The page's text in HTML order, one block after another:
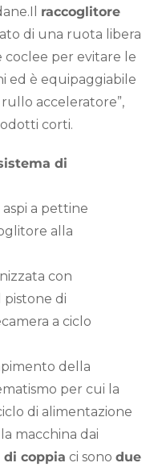
raccoglitore
di una ruota libera
coclee per evitare le
ed è equipaggiabile
acceleratore”,
corti.
di
a pettine
alla
con
pistone di
a ciclo
della
per cui la
di alimentazione
macchina dai
coppia ci sono due